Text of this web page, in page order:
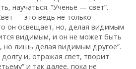
научаться. “Ученье — свет”.
— это ведь не только
он освещает, но, делая видимым
видимым, и он не может быть
но лишь делая видимым другое”.
долгу и, отражая свет, творит
и так далее, пока не